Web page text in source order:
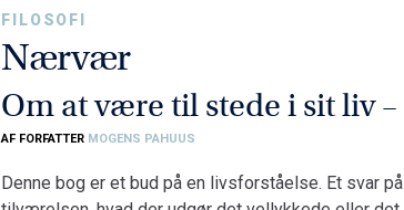
FILOSOFI
Nærvær
Om at være til stede i sit liv
AF FORFATTER MOGENS PAHUUS
Denne bog er et bud på en livsforståelse. Et svar